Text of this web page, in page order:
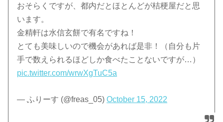
おそらくですが、都内だとほとんどが桔梗屋だと思
います。
金精軒は水信玄餅で有名ですね！
とても美味しいので機会があれば是非！（自分も片
手で数えられるほどしか食べたことないですが…）
pic.twitter.com/wrwXgTuC5a
— ふりーす (@freas_05)October 15, 2022